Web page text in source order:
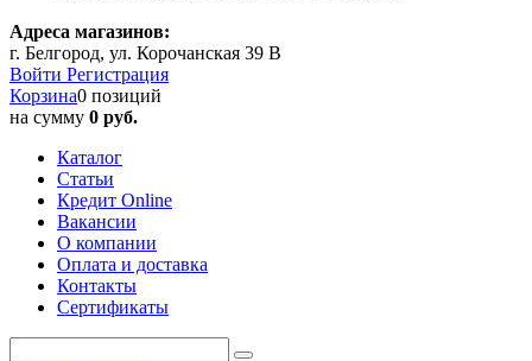
Адреса магазинов:
г. Белгород, ул. Корочанская 39 В
Войти Регистрация
Корзина0 позиций
на сумму 0 руб.
Каталог
Статьи
Кредит Online
Вакансии
О компании
Оплата и доставка
Контакты
Сертификаты